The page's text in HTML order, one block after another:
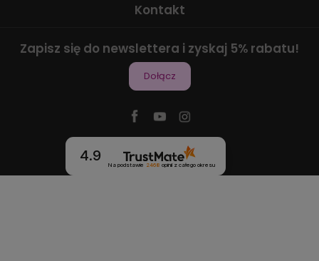
Kontakt
Zapisz się do newslettera i zyskaj 5% rabatu!
Dołącz
4.9
Na podstawie 2468 opinii z całego okresu